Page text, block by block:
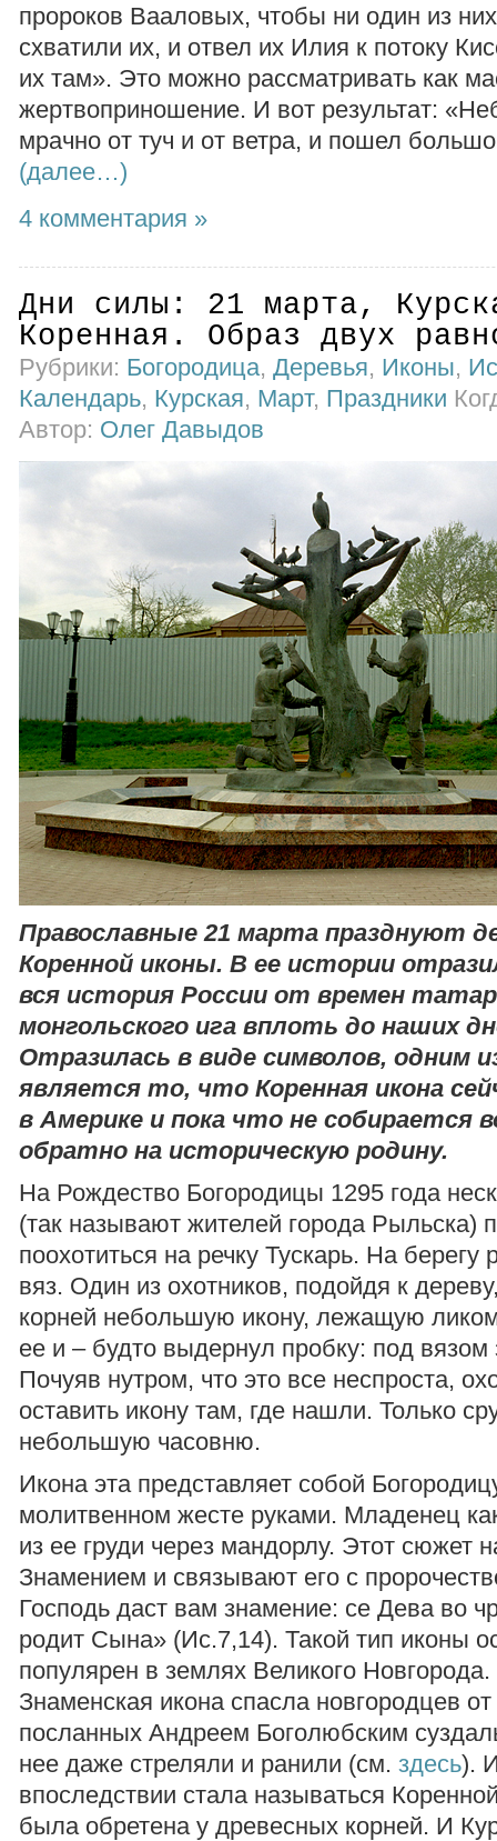
пророков Вааловых, чтобы ни один из
схватили их, и отвел их Илия к потоку
их там». Это можно рассматривать как
жертвоприношение. И вот результат:
мрачно от туч и от ветра, и пошел
(далее…)
4 комментария »
Дни силы: 21 марта,
Коренная. Образ двух
Рубрики: Богородица, Деревья, Иконы,
Календарь, Курская, Март, Праздники
Автор: Олег Давыдов
Православные 21 марта празднуют
Коренной иконы. В ее истории
вся история России от времен
монгольского ига вплоть до наших
Отразилась в виде символов, одним
является то, что Коренная икона
в Америке и пока что не собирается
обратно на историческую родину.
На Рождество Богородицы 1295 года
(так называют жителей города Рыльска)
поохотиться на речку Тускарь. На берегу
вяз. Один из охотников, подойдя к
корней небольшую икону, лежащую
ее и – будто выдернул пробку: под вязом
Почуяв нутром, что это все неспроста,
оставить икону там, где нашли. Только
небольшую часовню.
Икона эта представляет собой
молитвенном жесте руками. Младенец
из ее груди через мандорлу. Этот сюжет
Знамением и связывают его с
Господь даст вам знамение: се Дева во
родит Сына» (Ис.7,14). Такой тип иконы
популярен в землях Великого Новгорода.
Знаменская икона спасла новгородцев
посланных Андреем Боголюбским
нее даже стреляли и ранили (см. здесь).
впоследствии стала называться
была обретена у древесных корней. И